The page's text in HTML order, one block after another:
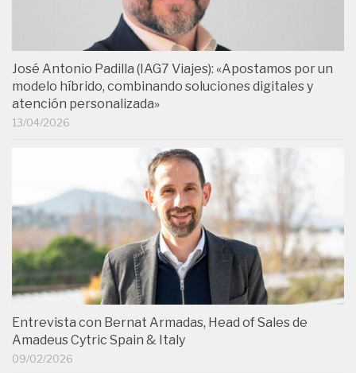
José Antonio Padilla (IAG7 Viajes): «Apostamos por un
modelo híbrido, combinando soluciones digitales y
atención personalizada»
13/04/2026
Entrevista con Bernat Armadas, Head of Sales de
Amadeus Cytric Spain & Italy
09/02/2026